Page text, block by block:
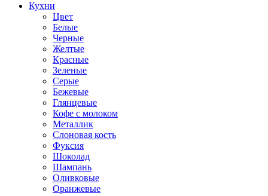
Кухни
Цвет
Белые
Черные
Желтые
Красные
Зеленые
Серые
Бежевые
Глянцевые
Кофе с молоком
Металлик
Слоновая кость
Фуксия
Шоколад
Шампань
Оливковые
Оранжевые